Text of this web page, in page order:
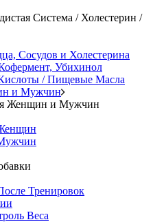
Система / Холестерин /
Сосудов и Холестерина
Убихинол
/ Пищевые Масла
и Мужчин
Женщин и Мужчин
Тренировок
Веса